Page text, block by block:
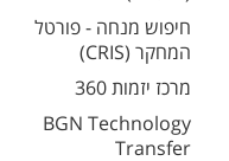
חיפוש מנחה - פורטל
המחקר (CRIS)
מרכז יזמות 360
BGN Technology
Transfer